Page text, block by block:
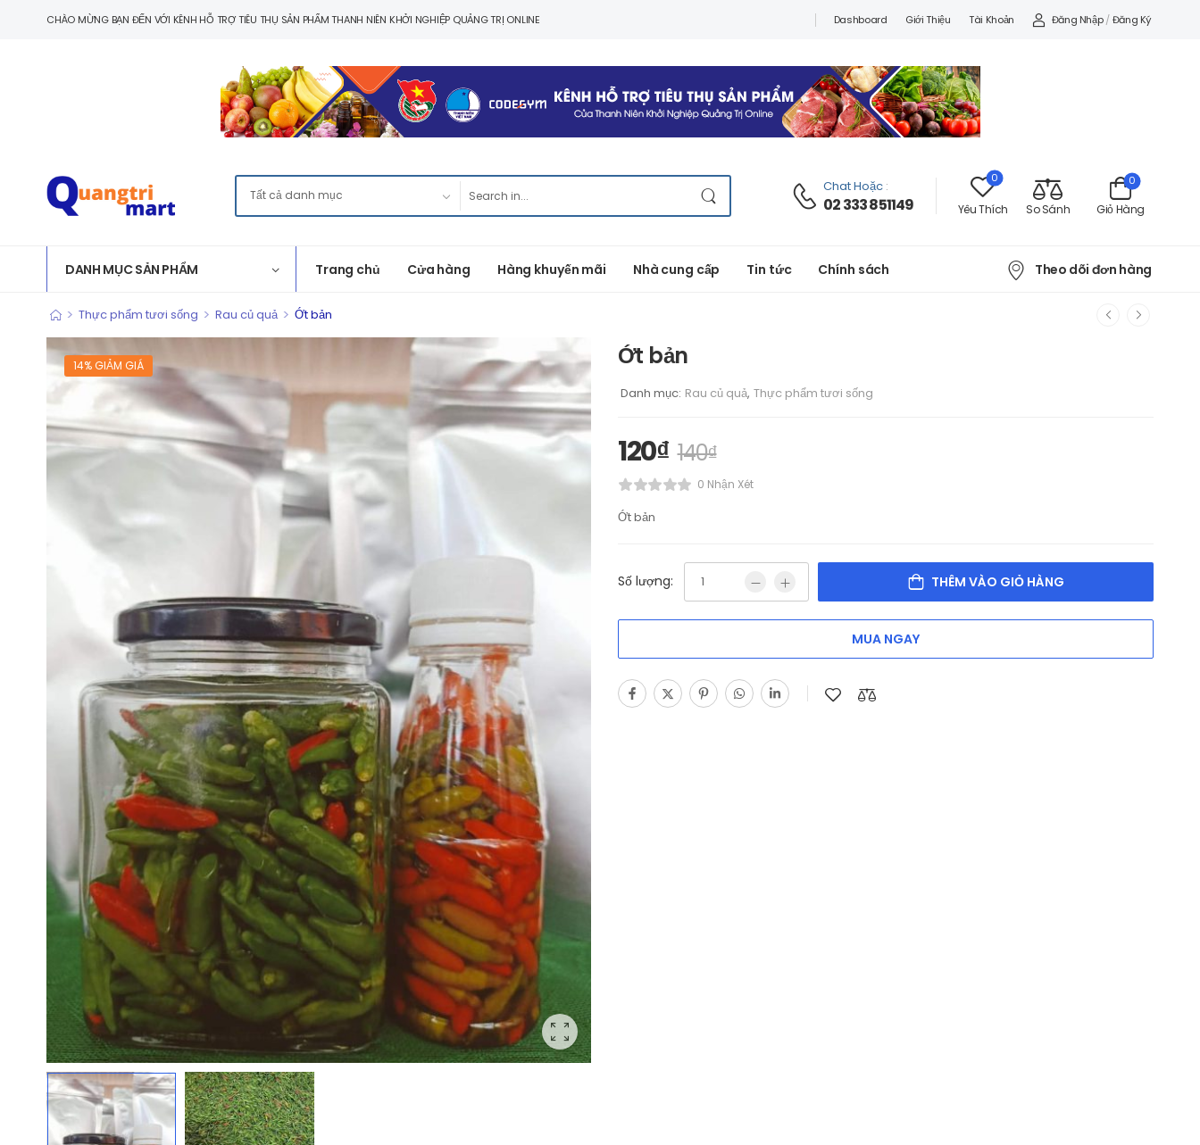
CHÀO MỪNG BẠN ĐẾN VỚI KÊNH HỖ TRỢ TIÊU THỤ SẢN PHẨM THANH NIÊN KHỞI NGHIỆP QUẢNG TRỊ ONLINE Dashboard Giới Thiệu Tài Khoản Đăng Nhập / Đăng Ký
Chat Hoặc :
02 333 851149
0
Yêu Thích So Sánh Giỏ Hàng
0
DANH MỤC SẢN PHẨM Trang chủ Cửa hàng Hàng khuyến mãi Nhà cung cấp Tin tức Chính sách Theo dõi đơn hàng
> Thực phẩm tươi sống > Rau củ quả > Ớt bản
14% GIẢM GIÁ Ớt bản
Danh mục: Rau củ quả, Thực phẩm tươi sống
120₫ 140₫
0 Nhận Xét
Ớt bản
Số lượng: THÊM VÀO GIỎ HÀNG
MUA NGAY